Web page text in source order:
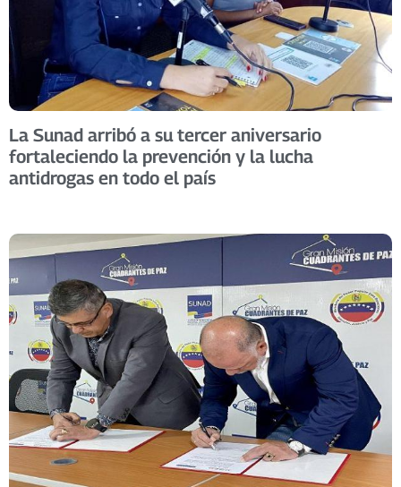
La Sunad arribó a su tercer aniversario
fortaleciendo la prevención y la lucha
antidrogas en todo el país